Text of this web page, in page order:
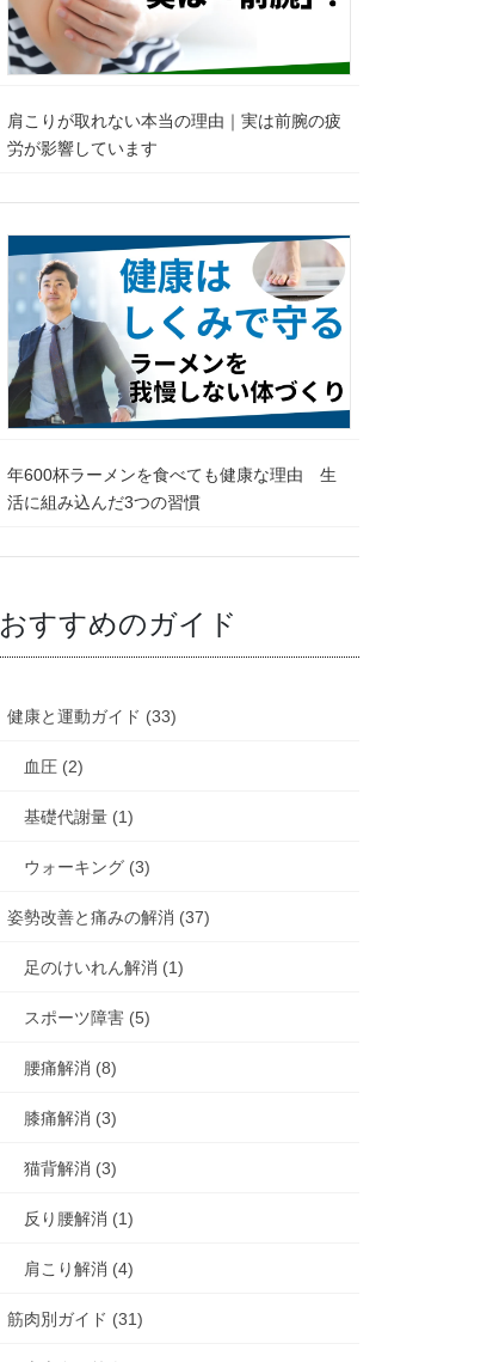
肩こりが取れない本当の理由｜実は前腕の疲
労が影響しています
年600杯ラーメンを食べても健康な理由 生
活に組み込んだ3つの習慣
おすすめのガイド
健康と運動ガイド (33)
血圧 (2)
基礎代謝量 (1)
ウォーキング (3)
姿勢改善と痛みの解消 (37)
足のけいれん解消 (1)
スポーツ障害 (5)
腰痛解消 (8)
膝痛解消 (3)
猫背解消 (3)
反り腰解消 (1)
肩こり解消 (4)
筋肉別ガイド (31)